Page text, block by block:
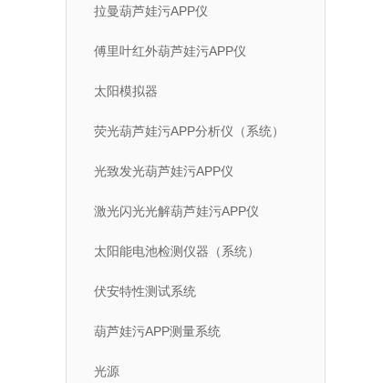
拉曼葫芦娃污APP仪
傅里叶红外葫芦娃污APP仪
太阳模拟器
荧光葫芦娃污APP分析仪（系统）
光致发光葫芦娃污APP仪
激光闪光光解葫芦娃污APP仪
太阳能电池检测仪器（系统）
伏安特性测试系统
葫芦娃污APP测量系统
光源